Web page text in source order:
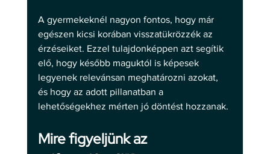
A gyermekeknél nagyon fontos, hogy már
egészen kicsi korában visszatükrözzék az
érzéseiket. Ezzel tulajdonképpen azt segítik
elő, hogy később maguktól is képesek
legyenek relevánsan meghatározni azokat,
és hogy az adott pillanatban a
lehetőségekhez mérten jó döntést hozzanak.
Mire figyeljünk az